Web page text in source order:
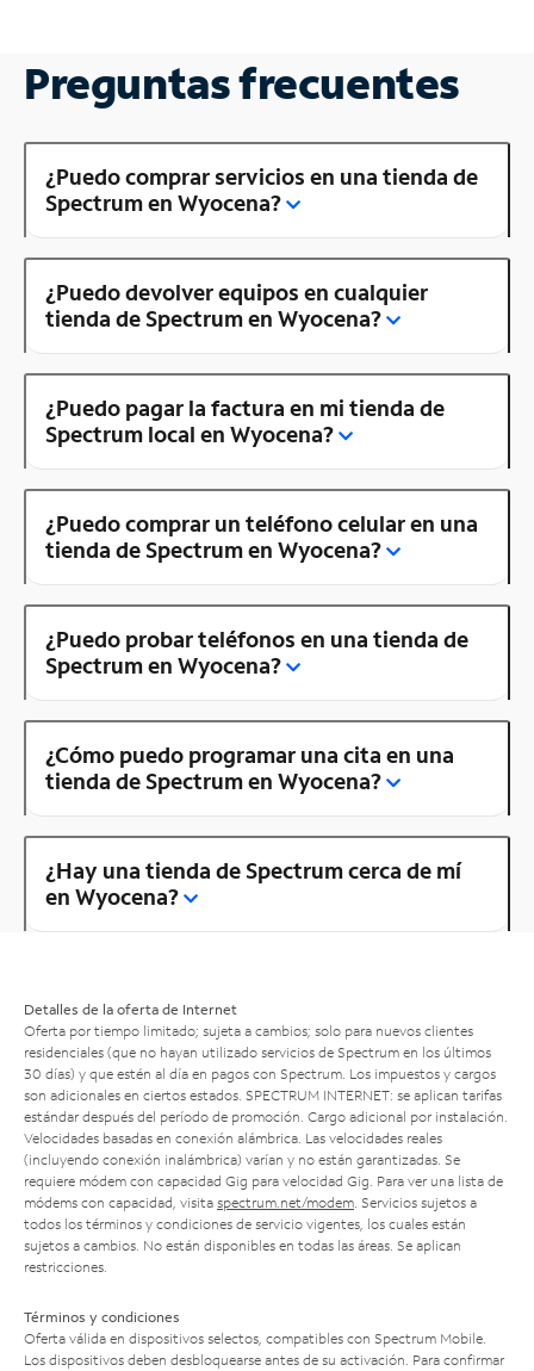
Preguntas frecuentes
¿Puedo comprar servicios en una tienda de
Spectrum en Wyocena?
¿Puedo devolver equipos en cualquier
tienda de Spectrum en Wyocena?
¿Puedo pagar la factura en mi tienda de
Spectrum local en Wyocena?
¿Puedo comprar un teléfono celular en una
tienda de Spectrum en Wyocena?
¿Puedo probar teléfonos en una tienda de
Spectrum en Wyocena?
¿Cómo puedo programar una cita en una
tienda de Spectrum en Wyocena?
¿Hay una tienda de Spectrum cerca de mí
en Wyocena?
Detalles de la oferta de Internet
Oferta por tiempo limitado; sujeta a cambios; solo para nuevos clientes
residenciales (que no hayan utilizado servicios de Spectrum en los últimos
30 días) y que estén al día en pagos con Spectrum. Los impuestos y cargos
son adicionales en ciertos estados. SPECTRUM INTERNET: se aplican tarifas
estándar después del período de promoción. Cargo adicional por instalación.
Velocidades basadas en conexión alámbrica. Las velocidades reales
(incluyendo conexión inalámbrica) varían y no están garantizadas. Se
requiere módem con capacidad Gig para velocidad Gig. Para ver una lista de
módems con capacidad, visita spectrum.net/modem . Servicios sujetos a
todos los términos y condiciones de servicio vigentes, los cuales están
sujetos a cambios. No están disponibles en todas las áreas. Se aplican
restricciones.
Términos y condiciones
Oferta válida en dispositivos selectos, compatibles con Spectrum Mobile.
Los dispositivos deben desbloquearse antes de su activación. Para confirmar